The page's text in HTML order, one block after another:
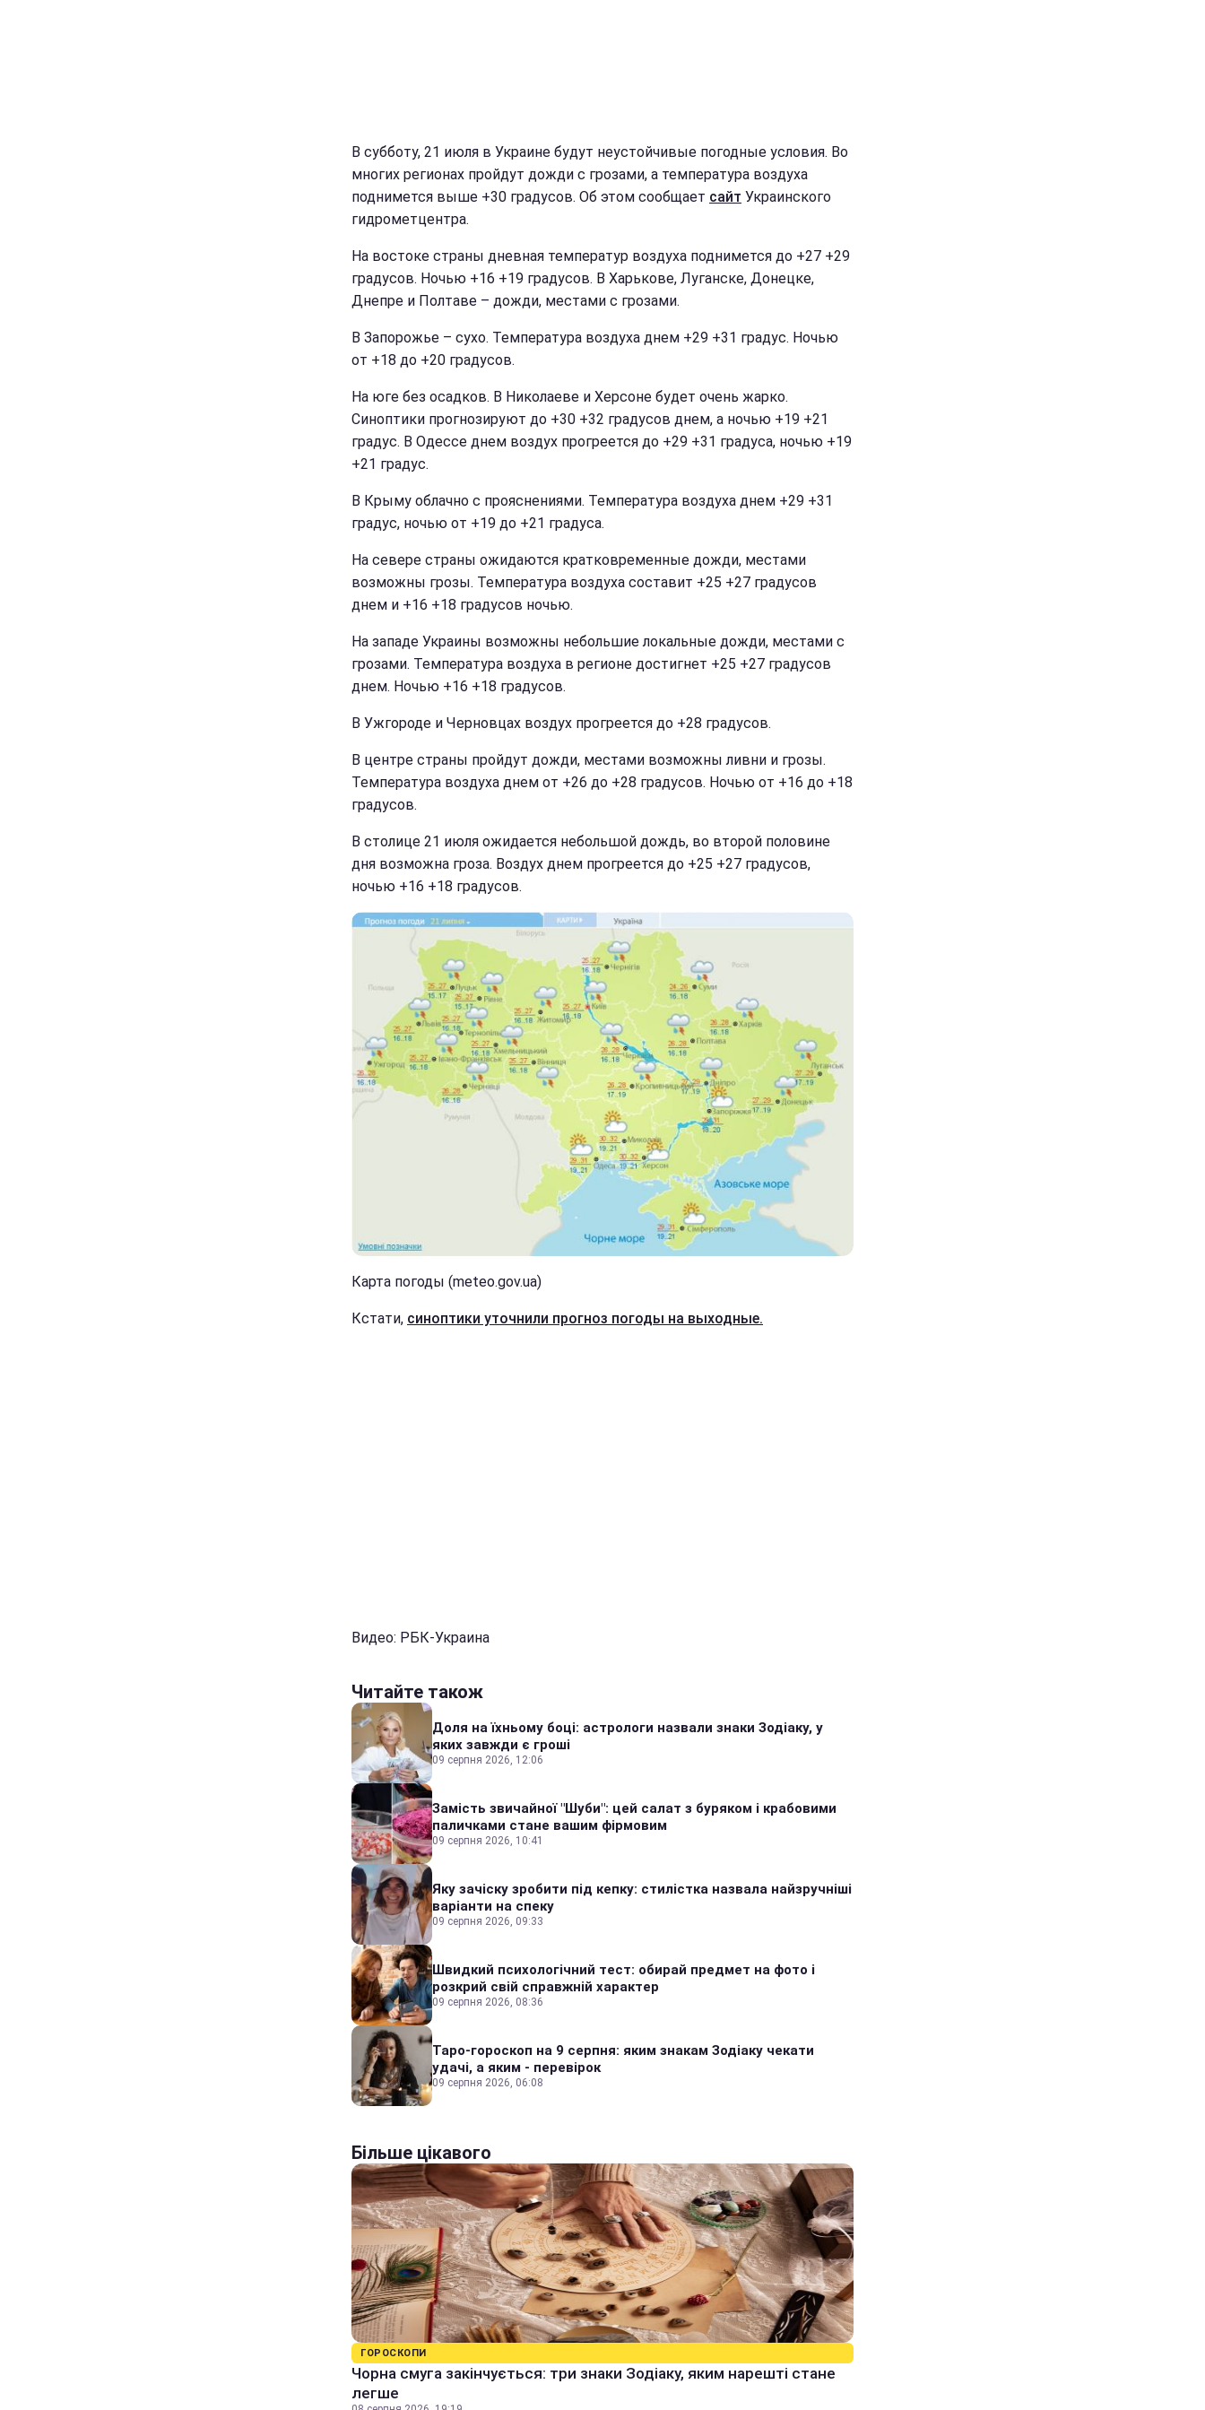
В субботу, 21 июля в Украине будут неустойчивые погодные условия. Во
многих регионах пройдут дожди с грозами, а температура воздуха
поднимется выше +30 градусов. Об этом сообщает сайт Украинского
гидрометцентра.
На востоке страны дневная температур воздуха поднимется до +27 +29
градусов. Ночью +16 +19 градусов. В Харькове, Луганске, Донецке,
Днепре и Полтаве – дожди, местами с грозами.
В Запорожье – сухо. Температура воздуха днем +29 +31 градус. Ночью
от +18 до +20 градусов.
На юге без осадков. В Николаеве и Херсоне будет очень жарко.
Синоптики прогнозируют до +30 +32 градусов днем, а ночью +19 +21
градус. В Одессе днем воздух прогреется до +29 +31 градуса, ночью +19
+21 градус.
В Крыму облачно с прояснениями. Температура воздуха днем +29 +31
градус, ночью от +19 до +21 градуса.
На севере страны ожидаются кратковременные дожди, местами
возможны грозы. Температура воздуха составит +25 +27 градусов
днем и +16 +18 градусов ночью.
На западе Украины возможны небольшие локальные дожди, местами с
грозами. Температура воздуха в регионе достигнет +25 +27 градусов
днем. Ночью +16 +18 градусов.
В Ужгороде и Черновцах воздух прогреется до +28 градусов.
В центре страны пройдут дожди, местами возможны ливни и грозы.
Температура воздуха днем от +26 до +28 градусов. Ночью от +16 до +18
градусов.
В столице 21 июля ожидается небольшой дождь, во второй половине
дня возможна гроза. Воздух днем прогреется до +25 +27 градусов,
ночью +16 +18 градусов.
Карта погоды (meteo.gov.ua)
Кстати, синоптики уточнили прогноз погоды на выходные.
Видео: РБК-Украина
Читайте також
Доля на їхньому боці: астрологи назвали знаки Зодіаку, у
яких завжди є гроші
09 серпня 2026, 12:06
Замість звичайної "Шуби": цей салат з буряком і крабовими
паличками стане вашим фірмовим
09 серпня 2026, 10:41
Яку зачіску зробити під кепку: стилістка назвала найзручніші
варіанти на спеку
09 серпня 2026, 09:33
Швидкий психологічний тест: обирай предмет на фото і
розкрий свій справжній характер
09 серпня 2026, 08:36
Таро-гороскоп на 9 серпня: яким знакам Зодіаку чекати
удачі, а яким - перевірок
09 серпня 2026, 06:08
Більше цікавого
ГОРОСКОПИ
Чорна смуга закінчується: три знаки Зодіаку, яким нарешті стане
легше